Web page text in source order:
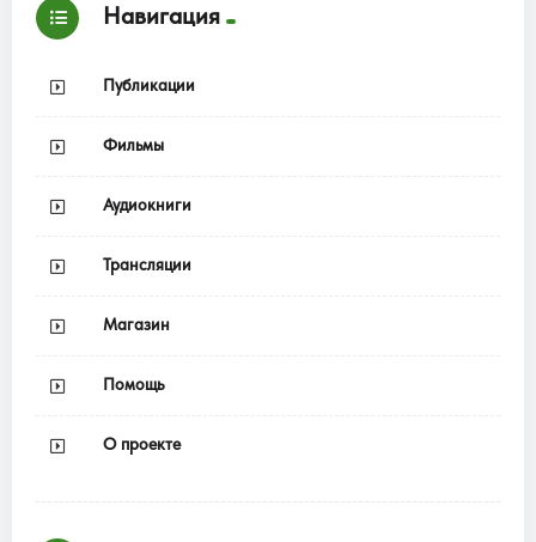
Навигация
Публикации
Фильмы
Аудиокниги
Трансляции
Магазин
Помощь
О проекте